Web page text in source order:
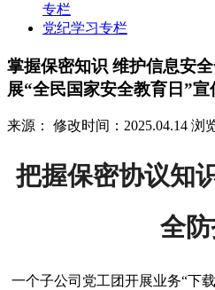
专栏
党纪学习专栏
掌握保密知识 维护信息安
展“全民国家安全教育日”
来源： 修改时间：2025.04.14 浏
把握保密协议知
全
一个子公司党工团开展业务“下